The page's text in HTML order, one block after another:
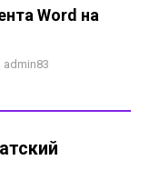
Word на
admin83